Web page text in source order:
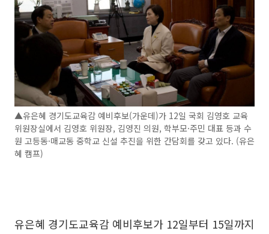
▲유은혜 경기도교육감 예비후보(가운데)가 12일 국회 김영호 교육
위원장실에서 김영호 위원장, 김영진 의원, 학부모·주민 대표 등과 수
원 고등동·매교동 중학교 신설 추진을 위한 간담회를 갖고 있다. (유은
혜 캠프)
유은혜 경기도교육감 예비후보가 12일부터 15일까지